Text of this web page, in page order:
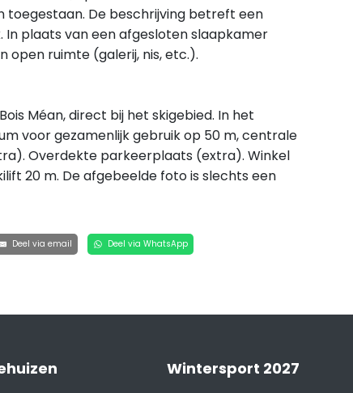
toegestaan. De beschrijving betreft een
plaats van een afgesloten slaapkamer
open ruimte (galerij, nis, etc.).
Méan, direct bij het skigebied. In het
voor gezamenlijk gebruik op 50 m, centrale
Overdekte parkeerplaats (extra). Winkel
20 m. De afgebeelde foto is slechts een
Deel via email Deel via WhatsApp
Wintersport 2027